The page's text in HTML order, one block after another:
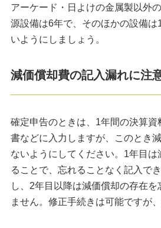
アーケード・日よけの金属製以外
源設備は6年で、そのほかの設備は
いようにしましょう。
減価償却費の記入漏れに注
確定申告のときは、1年間の決算
書などに入力しますが、このとき
ないようにしてください。1年目
ることで、忘れることなく記入で
し、2年目以降は減価償却の存在を
ません。修正手続きは可能ですが